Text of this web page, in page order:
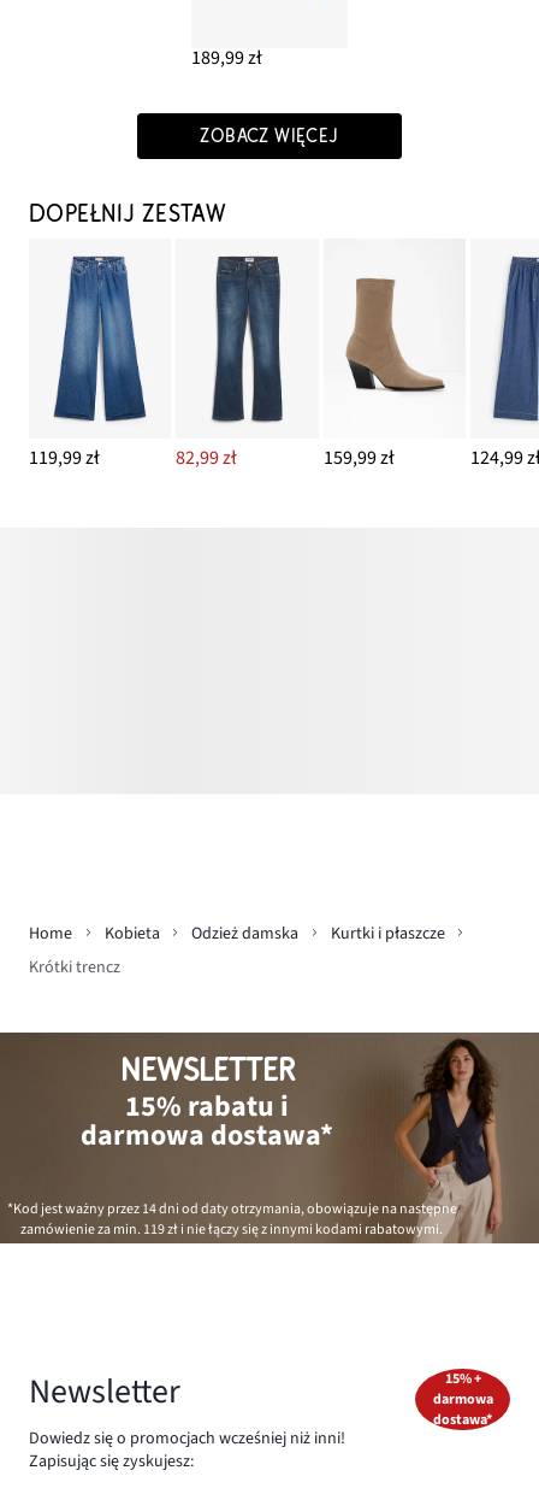
189,99 zł
ZOBACZ WIĘCEJ
DOPEŁNIJ ZESTAW
119,99 zł 82,99 zł 159,99 zł 124,99
Home Kobieta Odzież damska
Kurtki i płaszcze
Krótki trencz
NEWSLETTER
15% rabatu i
darmowa dostawa*
*Kod jest ważny przez 14 dni od daty otrzymania, obowiązuje na następne
zamówienie za min. 119 złi nie łączy się z innymi kodami rabatowymi.
Newsletter
Dowiedz się o promocjach wcześniej niż inni!
Zapisując się zyskujesz:
15% +
darmowa
dostawa*